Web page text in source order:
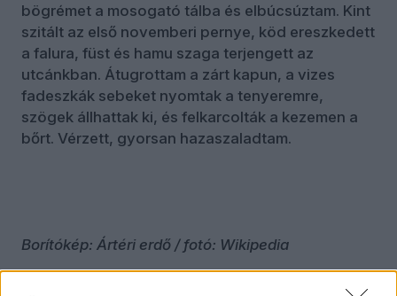
bögrémet a mosogató tálba és elbúcsúztam. Kint
szitált az első novemberi pernye, köd ereszkedett
a falura, füst és hamu szaga terjengett az
utcánkban. Átugrottam a zárt kapun, a vizes
fadeszkák sebeket nyomtak a tenyeremre,
szögek állhattak ki, és felkarcolták a kezemen a
bőrt. Vérzett, gyorsan hazaszaladtam.
Borítókép: Ártéri erdő / fotó: Wikipedia